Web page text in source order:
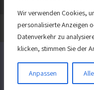
Wir verwenden Cookies,
personalisierte Anzeigen
Datenverkehr zu
klicken, stimmen Sie der
Anpassen
- Theme by Grace
Datenschutz &
Diese Website benutzt
nutzt, gehen wir